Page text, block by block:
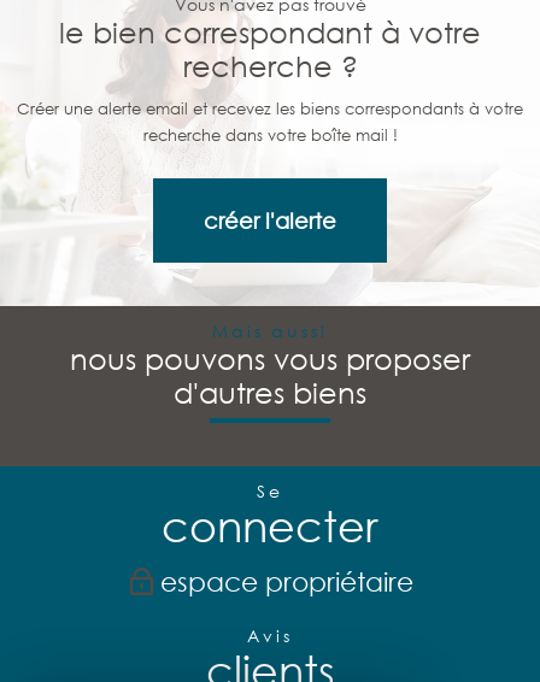
le bien correspondant à votre
recherche ?
Créer une alerte email et recevez les biens correspondants à votre
recherche dans votre boîte mail !
créer l'alerte
Mais aussi
nous pouvons vous proposer
d'autres biens
Se
connecter
espace propriétaire
Avis
clients